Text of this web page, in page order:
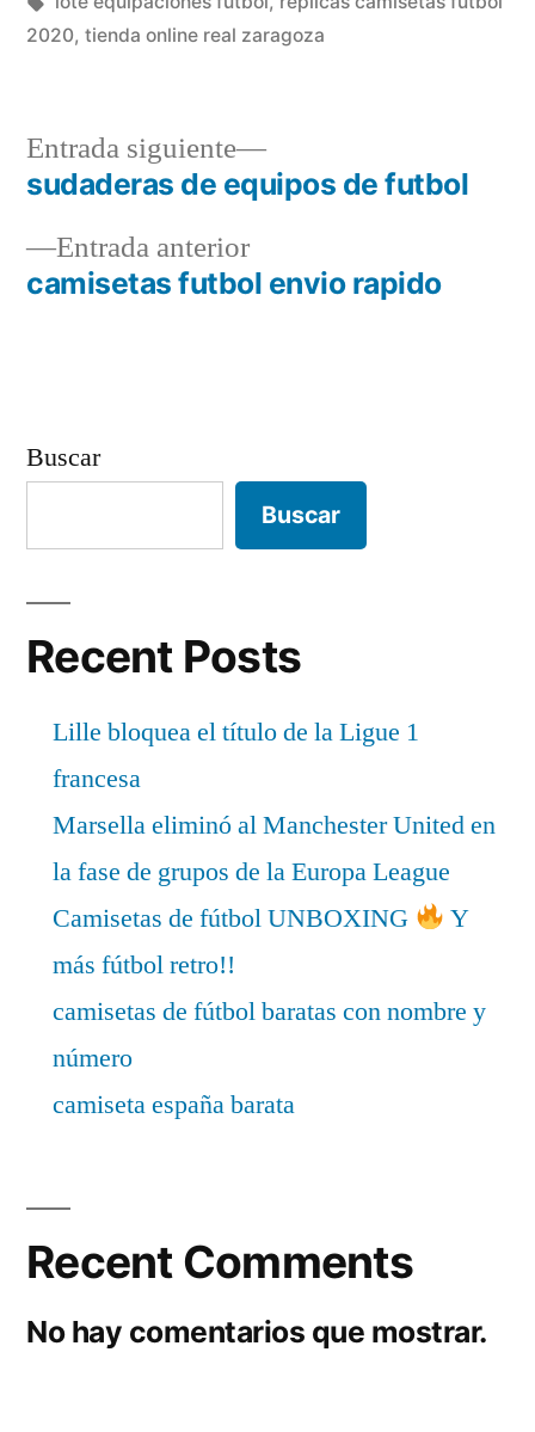
2020, tienda online real zaragoza
Navegación
deEntrada anteriorEntrada
anterior:
camisetas futbol envio rapido
Entrada siguiente
Entrada
siguiente:
sudaderas de equipos de futbol
Buscar
Buscar
Recent Posts
Lille bloquea el título de la Ligue 1
francesa
Marsella eliminó al Manchester United en
la fase de grupos de la Europa League
Camisetas de fútbol UNBOXING
Y
más fútbol retro!!
camisetas de fútbol baratas con nombre y
número
camiseta españa barata
Recent Comments
No hay comentarios que mostrar.